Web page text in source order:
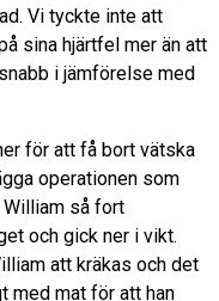
Vi tyckte inte att
sina hjärtfel mer än att
i jämförelse med
för att få bort vätska
operationen som
så fort
och gick ner i vikt.
att kräkas och det
med mat för att han